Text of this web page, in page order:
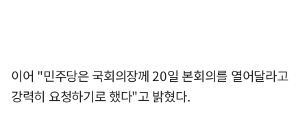
이어 "민주당은 국회의장께 20일 본회의를 열어달라고
강력히 요청하기로 했다"고 밝혔다.